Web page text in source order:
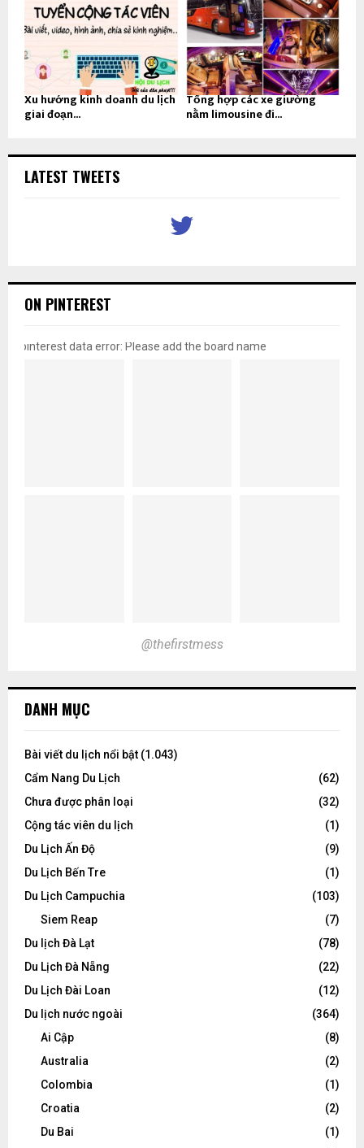
Xu hướng kinh doanh du lịch
giai đoạn...
Tổng hợp các xe giường
nằm limousine đi...
LATEST TWEETS
ON PINTEREST
pinterest data error: Please add the board name
@thefirstmess
DANH MỤC
Bài viết du lịch nổi bật (1.043)
Cẩm Nang Du Lịch
(62)
Chưa được phân loại
(32)
Cộng tác viên du lịch
(1)
Du Lịch Ấn Độ
(9)
Du Lịch Bến Tre
(1)
Du Lịch Campuchia
(103)
Siem Reap
(7)
Du lịch Đà Lạt
(78)
Du Lịch Đà Nẵng
(22)
Du Lịch Đài Loan
(12)
Du lịch nước ngoài
(364)
Ai Cập
(8)
Australia
(2)
Colombia
(1)
Croatia
(2)
Du Bai
(1)